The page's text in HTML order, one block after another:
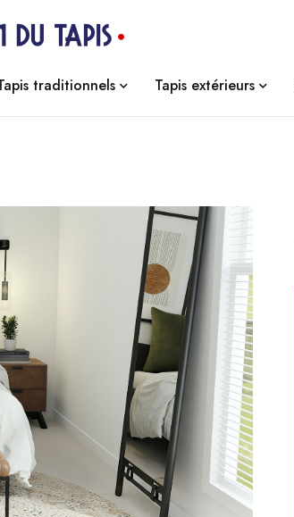
traditionnels Tapis extérieurs